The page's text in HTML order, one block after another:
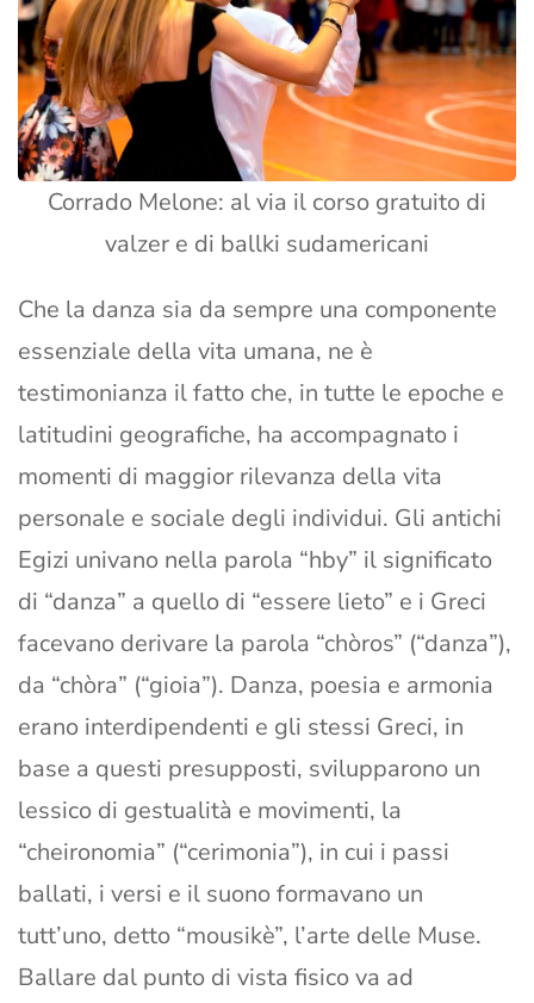
Corrado Melone: al via il corso gratuito di
valzer e di ballki sudamericani
Che la danza sia da sempre una componente
essenziale della vita umana, ne è
testimonianza il fatto che, in tutte le epoche e
latitudini geografiche, ha accompagnato i
momenti di maggior rilevanza della vita
personale e sociale degli individui. Gli antichi
Egizi univano nella parola “hby” il significato
di “danza” a quello di “essere lieto” e i Greci
facevano derivare la parola “chòros” (“danza”),
da “chòra” (“gioia”). Danza, poesia e armonia
erano interdipendenti e gli stessi Greci, in
base a questi presupposti, svilupparono un
lessico di gestualità e movimenti, la
“cheironomia” (“cerimonia”), in cui i passi
ballati, i versi e il suono formavano un
tutt’uno, detto “mousikè”, l’arte delle Muse.
Ballare dal punto di vista fisico va ad